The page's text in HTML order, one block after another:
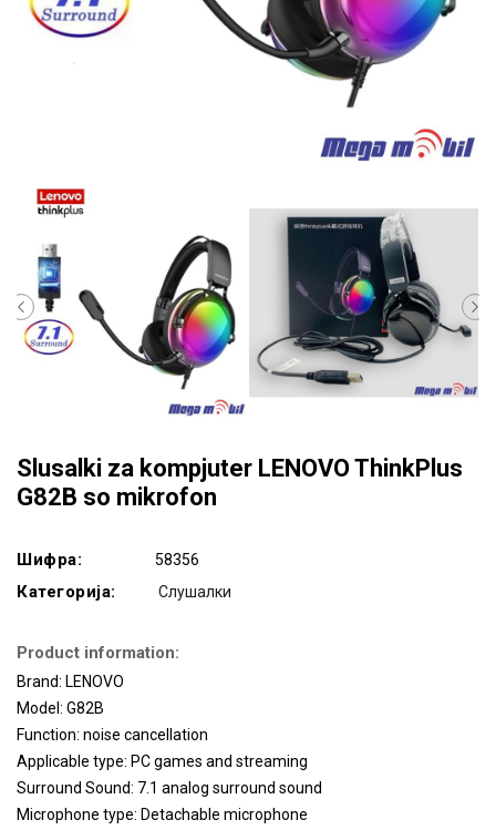
Slusalki za kompjuter LENOVO ThinkPlus
G82B so mikrofon
Шифра: 58356
Категорија: Слушалки
Product information:
Brand: LENOVO
Model: G82B
Function: noise cancellation
Applicable type: PC games and streaming
Surround Sound: 7.1 analog surround sound
Microphone type: Detachable microphone